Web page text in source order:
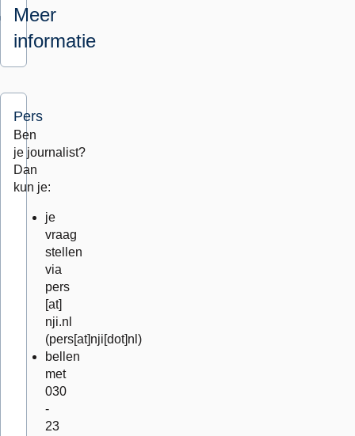
Meer
informatie
Pers
Ben
je journalist?
Dan
kun je:
je
vraag
stellen
via
pers
[at]
nji.nl
(pers[at]nji[dot]nl)
bellen
met
030
-
23